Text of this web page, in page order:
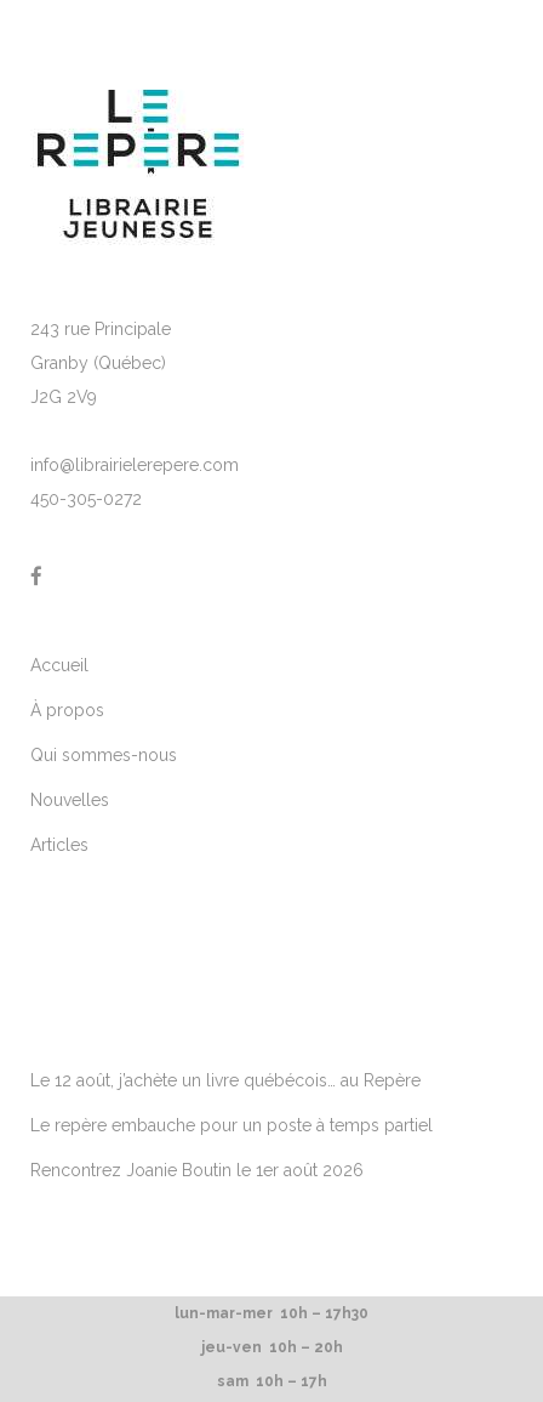
243 rue Principale
Granby (Québec)
J2G 2V9
info@librairielerepere.com
450-305-0272
Accueil
À propos
Qui sommes-nous
Nouvelles
Articles
Le 12 août, j’achète un livre québécois… au Repère
Le repère embauche pour un poste à temps partiel
Rencontrez Joanie Boutin le 1er août 2026
lun-mar-mer 10h – 17h30
jeu-ven 10h – 20h
sam 10h – 17h